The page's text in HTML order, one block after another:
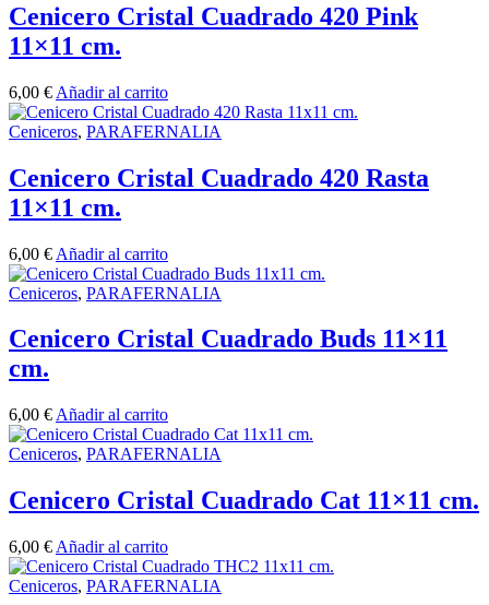
Cenicero Cristal Cuadrado 420 Pink
11×11 cm.
6,00 € Añadir al carrito
Ceniceros, PARAFERNALIA
Cenicero Cristal Cuadrado 420 Rasta
11×11 cm.
6,00 € Añadir al carrito
Ceniceros, PARAFERNALIA
Cenicero Cristal Cuadrado Buds 11×11
cm.
6,00 € Añadir al carrito
Ceniceros, PARAFERNALIA
Cenicero Cristal Cuadrado Cat 11×11 cm.
6,00 € Añadir al carrito
Ceniceros, PARAFERNALIA